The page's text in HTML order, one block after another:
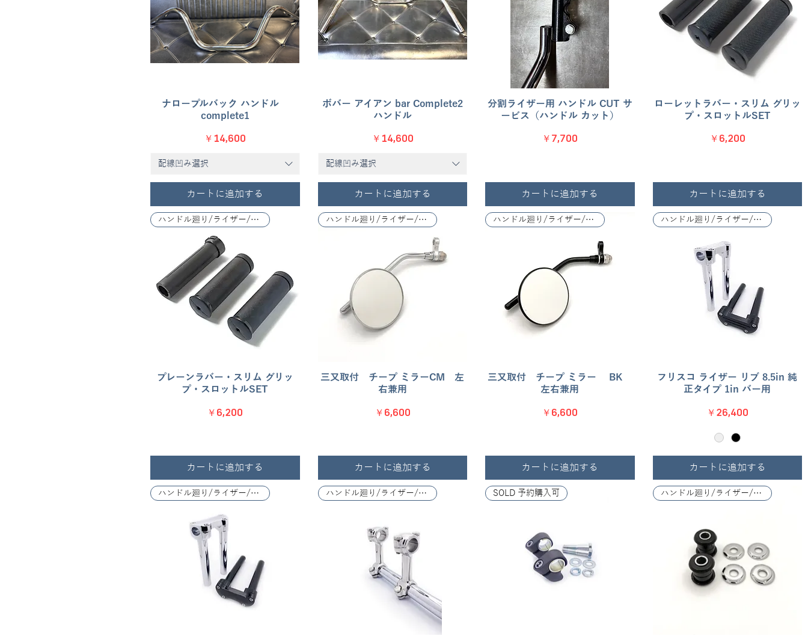
クイックビュー
ナロープルバック ハンドル
complete1
価格
￥14,600
配線凹み選択
カートに追加する
クイックビュー
ボバー アイアン bar Complete2
ハンドル
価格
￥14,600
配線凹み選択
カートに追加する
クイックビュー
分割ライザー用 ハンドル CUT サ
ービス（ハンドル カット）
価格
￥7,700
カートに追加する
クイックビュー
ローレットラバー・スリム グリッ
プ・スロットルSET
価格
￥6,200
カートに追加する
クイックビュー
ハンドル廻り/ライザー/レバー関係
プレーンラバー・スリム グリッ
プ・スロットルSET
価格
￥6,200
カートに追加する
クイックビュー
ハンドル廻り/ライザー/レバー関係
三又取付 チープ ミラーCM 左
右兼用
価格
￥6,600
カートに追加する
クイックビュー
ハンドル廻り/ライザー/レバー関係
三又取付 チープ ミラー BK
左右兼用
価格
￥6,600
カートに追加する
クイックビュー
ハンドル廻り/ライザー/レバー関係
フリスコ ライザー リブ 8.5in 純
正タイプ 1in バー用
価格
￥26,400
カートに追加する
ハンドル廻り/ライザー/レバー関係 ハンドル廻り/ライザー/レバー関係 SOLD 予約購入可 ハンドル廻り/ライザー/レバー関係